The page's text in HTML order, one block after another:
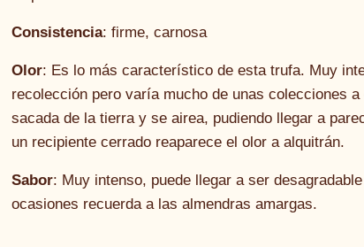
Consistencia: firme, carnosa
Olor: Es lo más característico de esta trufa. Muy
recolección pero varía mucho de unas colecciones
sacada de la tierra y se airea, pudiendo llegar a
un recipiente cerrado reaparece el olor a alquitrán.
Sabor: Muy intenso, puede llegar a ser
ocasiones recuerda a las almendras amargas.